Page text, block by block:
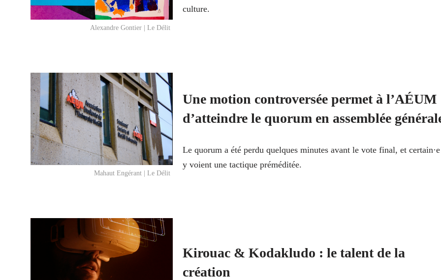
Alexandre Gontier | Le Délit
culture.
Mahaut Engérant | Le Délit
Une motion controversée permet à l’AÉUM
d’atteindre le quorum en assemblée
Le quorum a été perdu quelques minutes avant le vote final, et
y voient une tactique préméditée.
Kirouac & Kodakludo : le talent de la
création